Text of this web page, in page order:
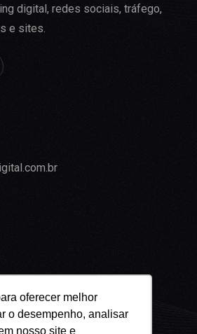
oferecer melhor
o desempenho, analisar
nosso site e
digital, redes sociais, tráfego,
e sites.
de privacidade